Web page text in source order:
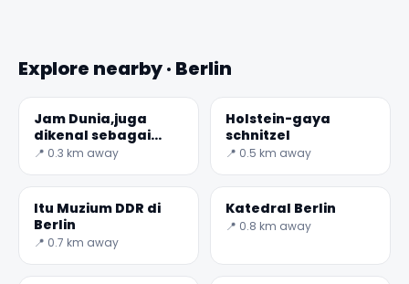
Explore nearby · Berlin
Jam Dunia,juga
dikenal sebagai
Urania Jam Dunia
📍 0.3 km away
Holstein-gaya
schnitzel
📍 0.5 km away
Itu Muzium DDR di
Berlin
📍 0.7 km away
Katedral Berlin
📍 0.8 km away